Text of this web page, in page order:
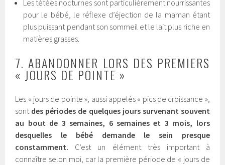
Les tétées nocturnes sont particulièrement nourrissantes
pour le bébé, le réflexe d’éjection de la maman étant
plus puissant pendant son sommeil et le lait plus riche en
matières grasses.
7. ABANDONNER LORS DES PREMIERS
« JOURS DE POINTE »
Les « jours de pointe », aussi appelés « pics de croissance »,
sont des périodes de quelques jours survenant souvent
au bout de 3 semaines, 6 semaines et 3 mois, lors
desquelles le bébé demande le sein presque
constamment. C’est un élément très important à
connaître selon moi, car la première période de « jours de